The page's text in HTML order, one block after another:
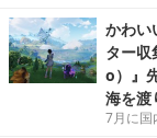
かわ
ター
o）』
海を渡
7月に国